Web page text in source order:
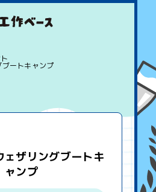
ートキャンプ
ェザリングブートキ
ャンプ